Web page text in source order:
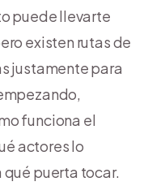
puede llevarte
existen rutas de
justamente para
funciona el
actores lo
puerta tocar.